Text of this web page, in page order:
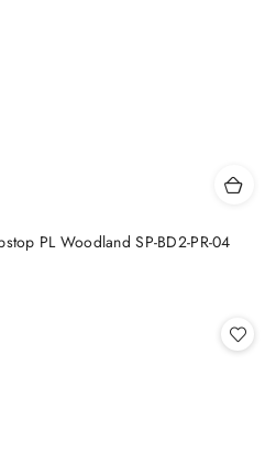
PL Woodland SP-BD2-PR-04